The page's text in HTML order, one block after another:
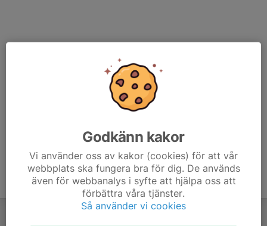
Godkänn kakor
Vi använder oss av kakor (cookies) för att vår
webbplats ska fungera bra för dig. De används
även för webbanalys i syfte att hjälpa oss att
förbättra våra tjänster.
Så använder vi cookies